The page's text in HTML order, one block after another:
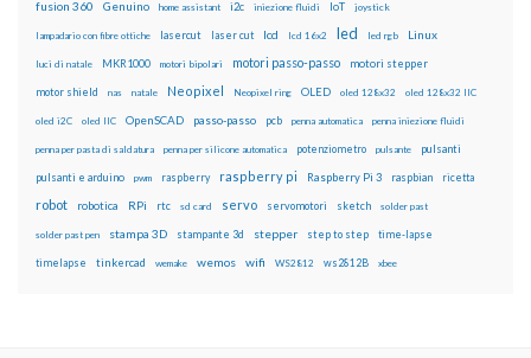
fusion 360 Genuino home assistant i2c iniezione fluidi IoT joystick
lampadario con fibre ottiche lasercut laser cut lcd lcd 16x2 led led rgb Linux
luci di natale MKR1000 motori bipolari motori passo-passo motori stepper
motor shield nas natale Neopixel Neopixel ring OLED oled 128x32 oled 128x32 IIC
oled i2C oled IIC OpenSCAD passo-passo pcb penna automatica penna iniezione fluidi
penna per pasta di saldatura penna per silicone automatica potenziometro pulsante pulsanti
pulsanti e arduino pwm raspberry raspberry pi Raspberry Pi 3 raspbian ricetta
robot robotica RPi rtc sd card servo servomotori sketch solder past
solder past pen stampa 3D stampante 3d stepper step to step time-lapse
timelapse tinkercad wemake wemos wifi WS2812 ws2812B xbee